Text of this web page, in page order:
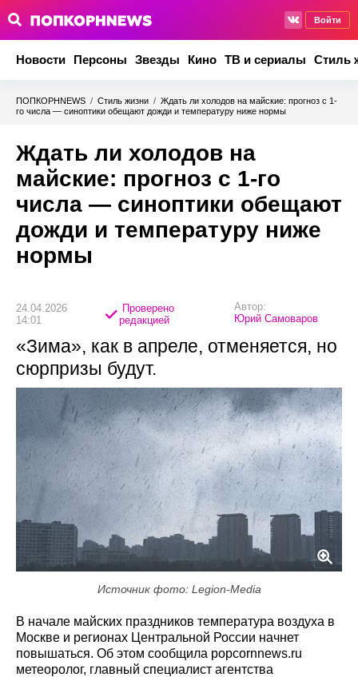
Войти
Новости Персоны Звезды Кино ТВ и сериалы Стиль
ПОПКОРНNEWS / Стиль жизни / Ждать ли холодов на майские: прогноз с 1-
го числа — синоптики обещают дожди и температуру ниже нормы
Ждать ли холодов на
майские: прогноз с 1-го
числа — синоптики обещают
дожди и температуру ниже
нормы
24.04.2026
14:01
Проверено
редакцией
Автор:
Юрий Самоваров
«Зима», как в апреле, отменяется, но
сюрпризы будут.
Источник фото: Legion-Media
В начале майских праздников температура воздуха в
Москве и регионах Центральной России начнет
повышаться. Об этом сообщила popcornnews.ru
метеоролог, главный специалист агентства